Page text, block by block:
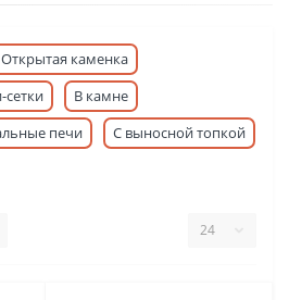
Открытая каменка
сетки
В камне
печи
С выносной топкой